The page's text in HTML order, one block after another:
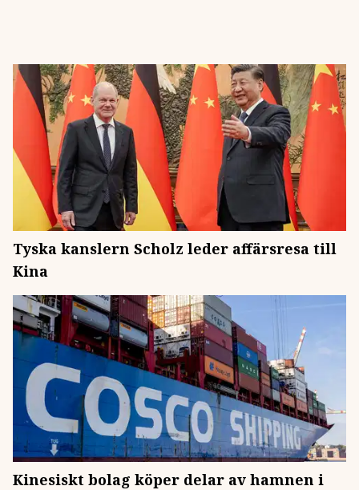
Tyska kanslern Scholz leder affärsresa till
Kina
Kinesiskt bolag köper delar av hamnen i